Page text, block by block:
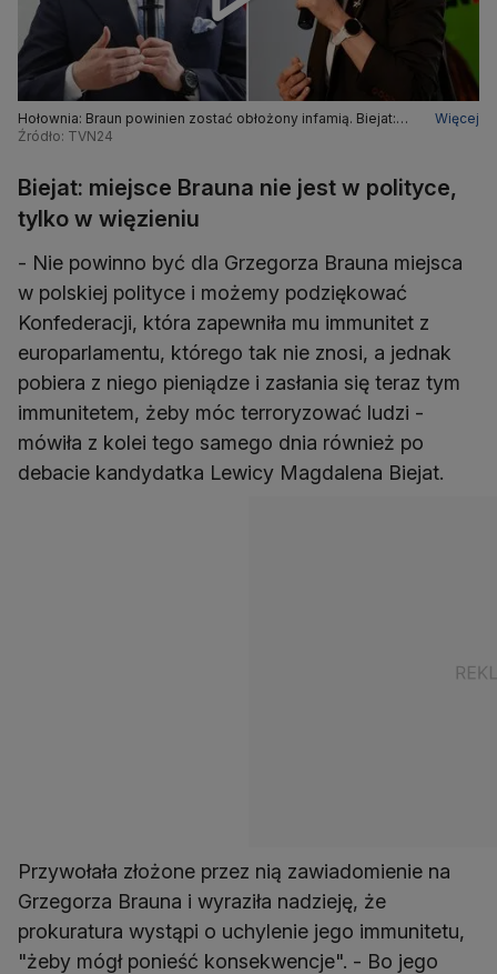
Hołownia: Braun powinien zostać obłożony infamią. Biejat:
miejsce Brauna jest w więzieniu, a nie polityce
Więcej
Źródło: TVN24
Biejat: miejsce Brauna nie jest w polityce,
tylko w więzieniu
- Nie powinno być dla Grzegorza Brauna miejsca
w polskiej polityce i możemy podziękować
Konfederacji, która zapewniła mu immunitet z
europarlamentu, którego tak nie znosi, a jednak
pobiera z niego pieniądze i zasłania się teraz tym
immunitetem, żeby móc terroryzować ludzi -
mówiła z kolei tego samego dnia również po
debacie kandydatka Lewicy Magdalena Biejat.
Przywołała złożone przez nią zawiadomienie na
Grzegorza Brauna i wyraziła nadzieję, że
prokuratura wystąpi o uchylenie jego immunitetu,
"żeby mógł ponieść konsekwencje". - Bo jego